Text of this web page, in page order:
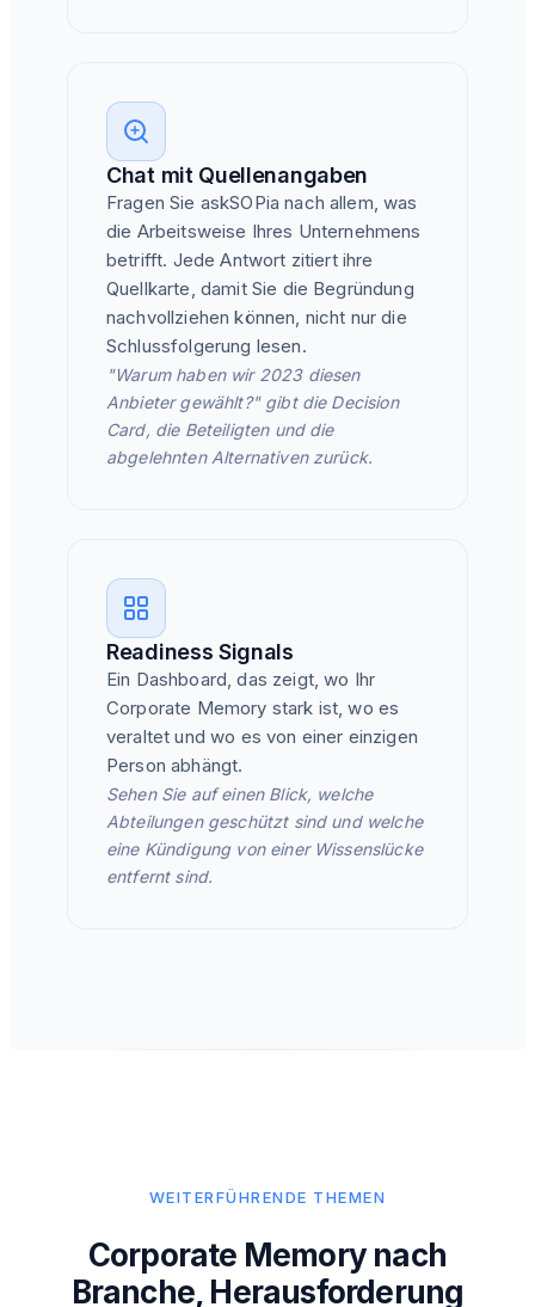
Chat mit Quellenangaben
Fragen Sie askSOPia nach allem, was
die Arbeitsweise Ihres Unternehmens
betrifft. Jede Antwort zitiert ihre
Quellkarte, damit Sie die Begründung
nachvollziehen können, nicht nur die
Schlussfolgerung lesen.
"Warum haben wir 2023 diesen
Anbieter gewählt?" gibt die Decision
Card, die Beteiligten und die
abgelehnten Alternativen zurück.
Readiness Signals
Ein Dashboard, das zeigt, wo Ihr
Corporate Memory stark ist, wo es
veraltet und wo es von einer einzigen
Person abhängt.
Sehen Sie auf einen Blick, welche
Abteilungen geschützt sind und welche
eine Kündigung von einer Wissenslücke
entfernt sind.
WEITERFÜHRENDE THEMEN
Corporate Memory nach
Branche, Herausforderung